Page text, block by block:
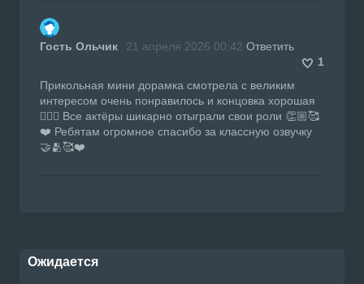
Гость Ольчик 21 апреля 2026 00:42 Ответить
1
Прикольная мини дорамка смотрела с великим
интересом очень понравилось и концовка хорошая
👍🏼🔥 Все актёры шикарно отыграли свои роли 👏🏼🥰
❤️ Ребятам огромное спасибо за классную озвучку
🤝🫂🥰❤️
Ожидается